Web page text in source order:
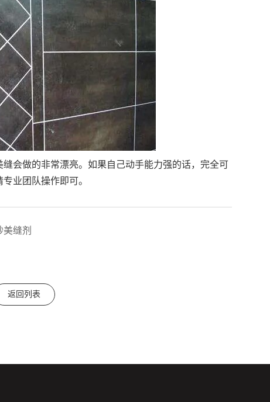
会做的非常漂亮。如果自己动手能力强的话，完全可
业团队操作即可。
缝剂
返回列表